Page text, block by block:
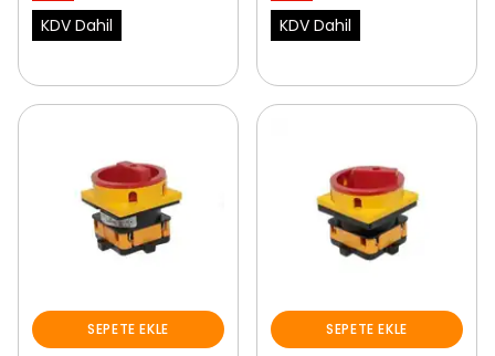
KDV Dahil KDV Dahil
SEPETE EKLE SEPETE EKLE